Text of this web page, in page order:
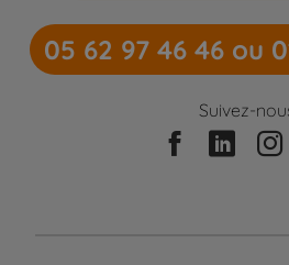
05 62 97 46 46 ou
Suivez-